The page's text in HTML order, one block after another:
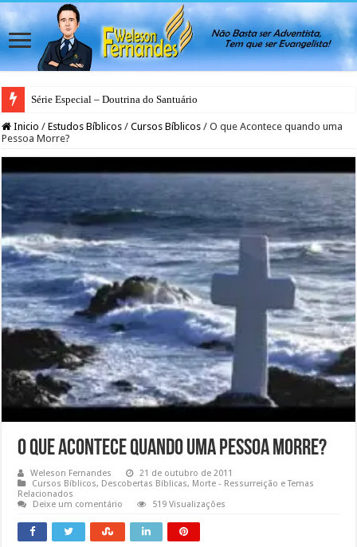
Série Especial – Doutrina do Santuário
Inicio / Estudos Bíblicos / Cursos Bíblicos / O que Acontece quando uma
Pessoa Morre?
O que Acontece quando uma Pessoa Morre?
Weleson Fernandes
21 de outubro de 2011
Cursos Bíblicos, Descobertas Bíblicas, Morte - Ressurreição e Temas
Relacionados
Deixe um comentário
519 Visualizações